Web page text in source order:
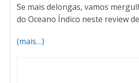
Se mais delongas, vamos
do Oceano Índico neste review
(mais…)